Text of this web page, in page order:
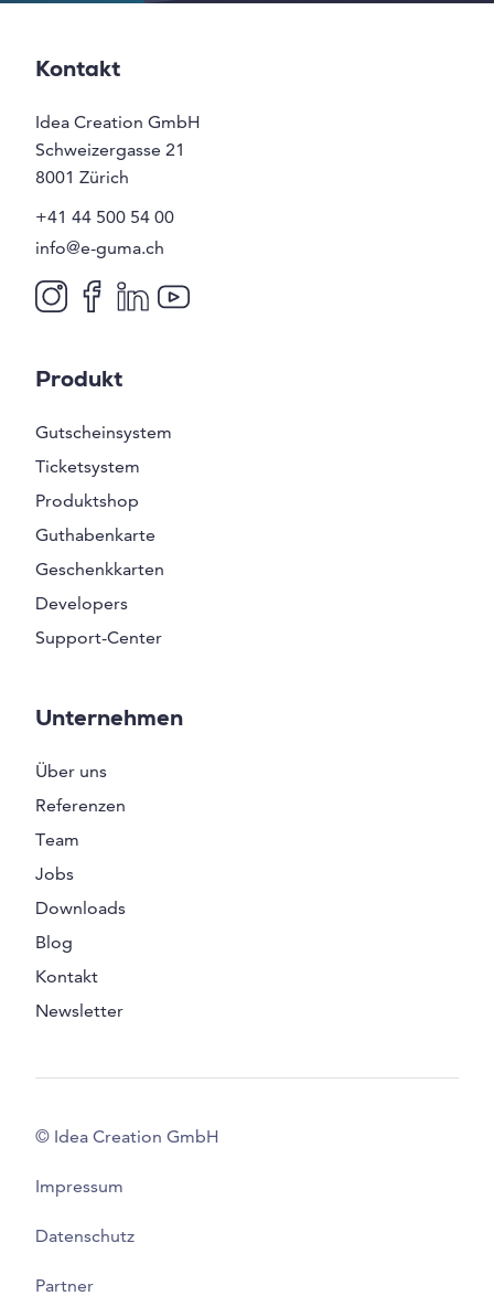
Kontakt
Idea Creation GmbH
Schweizergasse 21
8001 Zürich
+41 44 500 54 00
info@e-guma.ch
Produkt
Gutscheinsystem
Ticketsystem
Produktshop
Guthabenkarte
Geschenkkarten
Developers
Support-Center
Unternehmen
Über uns
Referenzen
Team
Jobs
Downloads
Blog
Kontakt
Newsletter
© Idea Creation GmbH
Impressum
Datenschutz
Partner